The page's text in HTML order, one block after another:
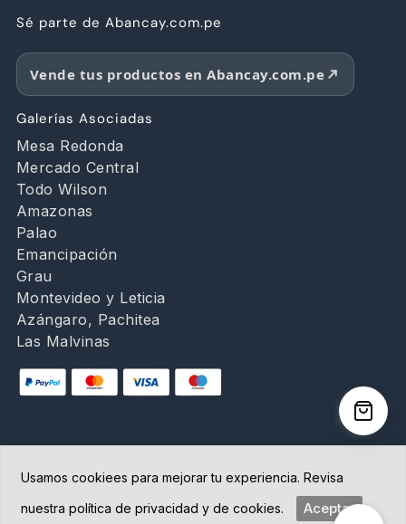
Sé parte de Abancay.com.pe
Vende tus productos en Abancay.com.pe
Galerías Asociadas
Mesa Redonda
Mercado Central
Todo Wilson
Amazonas
Palao
Emancipación
Grau
Montevideo y Leticia
Azángaro, Pachitea
Las Malvinas
Copyright © 2026 Abancay | Administrado por
Grupo Abancay S.A.C. | Plataforma diseñada por
Usamos cookiees para mejorar tu experiencia. Revisa
nuestra política de privacidad y de cookies.
Aceptar